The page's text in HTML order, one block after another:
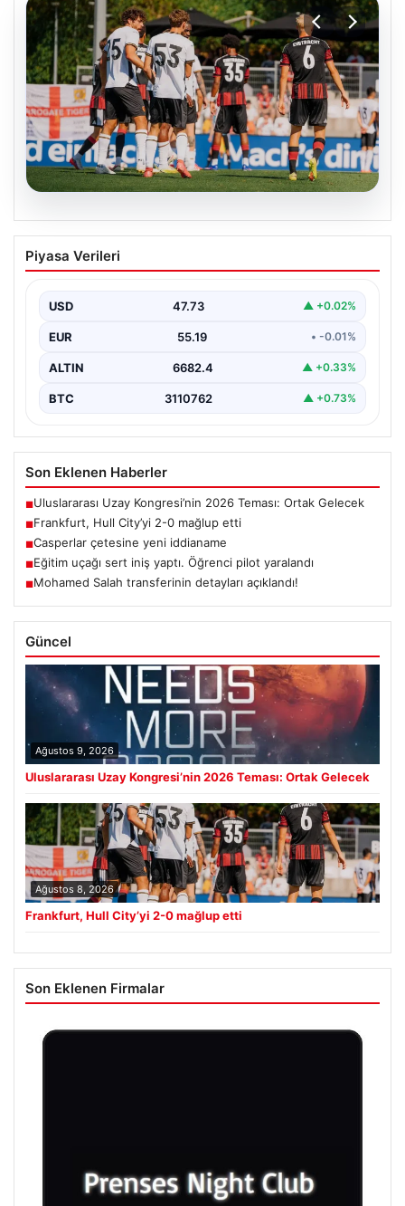
Frankfurt, Hull City’yi 2-0 mağlup etti
Almanya’nın köklü futbol kulüplerinden Eintracht
Piyasa Verileri
USD 47.73 ▲ +0.02%
EUR 55.19 • -0.01%
ALTIN 6682.4 ▲ +0.33%
BTC 3110762 ▲ +0.73%
Son Eklenen Haberler
■Uluslararası Uzay Kongresi’nin 2026 Teması: Ortak Gelecek
■Frankfurt, Hull City’yi 2-0 mağlup etti
■Casperlar çetesine yeni iddianame
■Eğitim uçağı sert iniş yaptı. Öğrenci pilot yaralandı
■Mohamed Salah transferinin detayları açıklandı!
Güncel
Ağustos 9, 2026
Uluslararası Uzay Kongresi’nin 2026 Teması: Ortak Gelecek
Ağustos 8, 2026
Frankfurt, Hull City’yi 2-0 mağlup etti
Son Eklenen Firmalar